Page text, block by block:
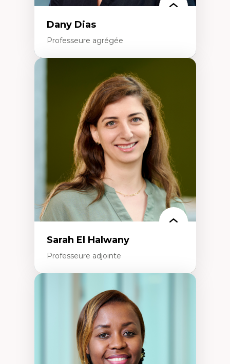
Dany Dias
Professeure agrégée
Pédagogies critiques et justice sociale
Éthique relationnelle et sollicitude en
éducation
Décolonisation et autochtonisation de la
formation à l’enseignement
Littératie et didactique du français
Éducation inclusive
Formation à l’enseignement en contexte
francophone minoritaire
Identité linguistique et culturelle
Recherche-action et approches
participatives
Leadership éducatif et pratiques réflexives
Éducation durable et bien-être en
enseignement
Sarah El Halwany
Professeure adjointe
Les apports pédagogiques des théories de
l'affect, du posthumanisme, du féminisme
dans l'éducation aux sciences
L'apprentissage des sciences/STIM dans une
perspective socioécologique de care
L’insertion professionnelle des
enseignant.e.s